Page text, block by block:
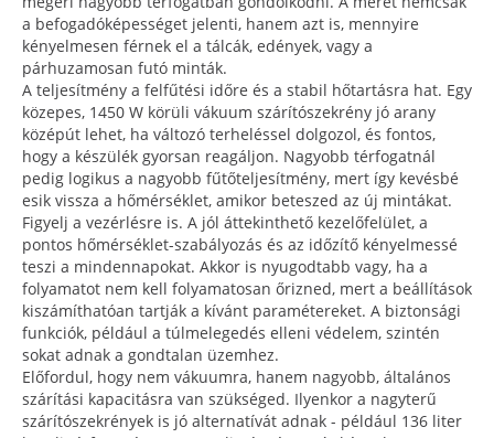
a befogadóképességet jelenti, hanem azt is, mennyire
kényelmesen férnek el a tálcák, edények, vagy a
párhuzamosan futó minták.
A teljesítmény a felfűtési időre és a stabil hőtartásra hat. Egy
közepes, 1450 W körüli vákuum szárítószekrény jó arany
középút lehet, ha változó terheléssel dolgozol, és fontos,
hogy a készülék gyorsan reagáljon. Nagyobb térfogatnál
pedig logikus a nagyobb fűtőteljesítmény, mert így kevésbé
esik vissza a hőmérséklet, amikor beteszed az új mintákat.
Figyelj a vezérlésre is. A jól áttekinthető kezelőfelület, a
pontos hőmérséklet-szabályozás és az időzítő kényelmessé
teszi a mindennapokat. Akkor is nyugodtabb vagy, ha a
folyamatot nem kell folyamatosan őrizned, mert a beállítások
kiszámíthatóan tartják a kívánt paramétereket. A biztonsági
funkciók, például a túlmelegedés elleni védelem, szintén
sokat adnak a gondtalan üzemhez.
Előfordul, hogy nem vákuumra, hanem nagyobb, általános
szárítási kapacitásra van szükséged. Ilyenkor a nagyterű
szárítószekrények is jó alternatívát adnak - például 136 liter